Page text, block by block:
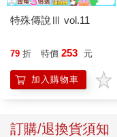
特殊傳說Ⅲ vol.11
79 折 特價 253 元
加入購物車
訂購/退換貨須知